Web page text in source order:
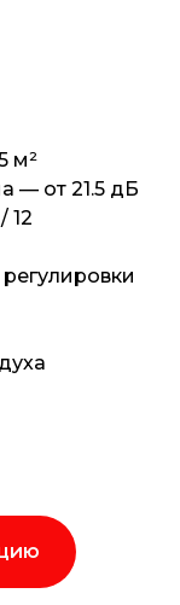
м²
— от 21.5 дБ
12